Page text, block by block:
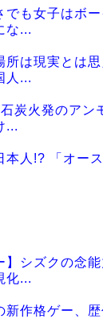
でも女子はボ
な...
所は現実とは
人...
炭火発のアン
...
本人!? 「オー
相互RSS
】シズクの念
化...
新作格ゲー、